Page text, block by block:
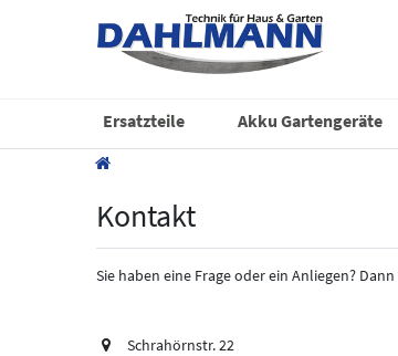
Ersatzteile Akku Gartengeräte
Kontakt
Sie haben eine Frage oder ein Anliegen?
Schrahörnstr. 22